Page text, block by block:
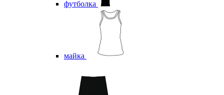
футболка
майка